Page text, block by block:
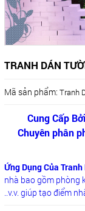
TRANH DÁN
Mã sản phẩm: Tranh
Cung Cấp
Chuyên phân
Ứng Dụng Của Tranh
nhà bao gồm phòng
..v.v. giúp tạo điểm